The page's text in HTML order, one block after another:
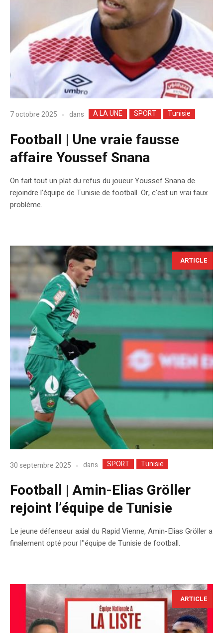
7 octobre 2025 dans A LA UNE SPORT Tunisie
Football | Une vraie fausse
affaire Youssef Snana
On fait tout un plat du refus du joueur Youssef Snana de
rejoindre l’équipe de Tunisie de football. Or, c'est un vrai faux
problème.
ARTICLE
30 septembre 2025 dans SPORT Tunisie
Football | Amin-Elias Gröller
rejoint l’équipe de Tunisie
Le jeune défenseur axial du Rapid Vienne, Amin-Elias Gröller a
finalement opté pour l''équipe de Tunisie de football.
ARTICLE